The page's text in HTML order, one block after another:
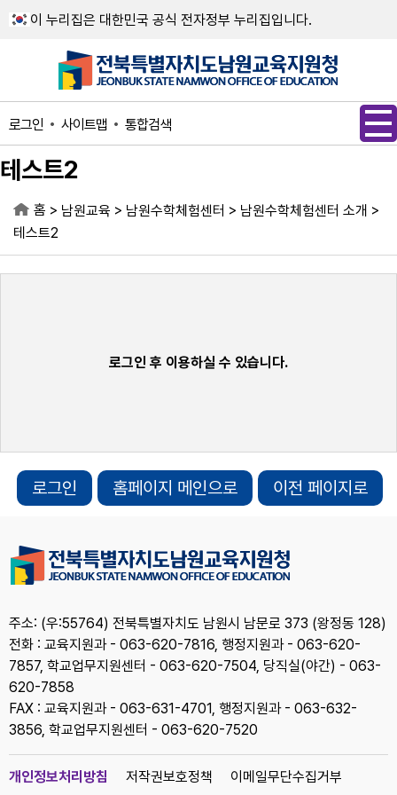
이 누리집은 대한민국 공식 전자정부 누리집입니다.
로그인 사이트맵 통합검색
테스트2
홈 > 남원교육 > 남원수학체험센터 > 남원수학체험센터 소개 >
테스트2
로그인 후 이용하실 수 있습니다.
로그인 홈페이지 메인으로 이전 페이지로
주소: (우:55764) 전북특별자치도 남원시 남문로 373 (왕정동 128)
전화 : 교육지원과 - 063-620-7816, 행정지원과 - 063-620-
7857, 학교업무지원센터 - 063-620-7504, 당직실(야간) - 063-
620-7858
FAX : 교육지원과 - 063-631-4701, 행정지원과 - 063-632-
3856, 학교업무지원센터 - 063-620-7520
개인정보처리방침 저작권보호정책 이메일무단수집거부